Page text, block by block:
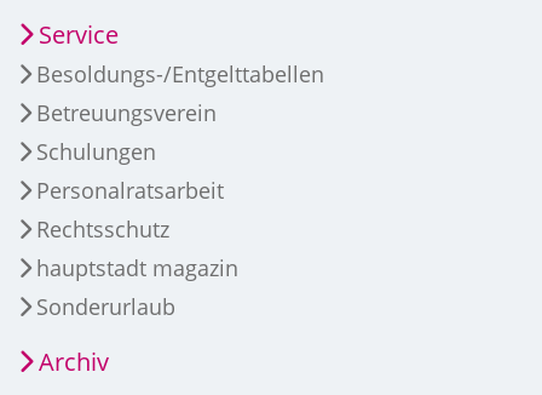
Service
Besoldungs-/Entgelttabellen
Betreuungsverein
Schulungen
Personalratsarbeit
Rechtsschutz
hauptstadt magazin
Sonderurlaub
Archiv